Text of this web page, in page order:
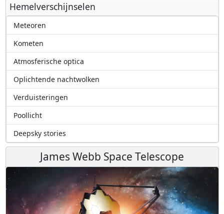
Hemelverschijnselen
Meteoren
Kometen
Atmosferische optica
Oplichtende nachtwolken
Verduisteringen
Poollicht
Deepsky stories
James Webb Space Telescope